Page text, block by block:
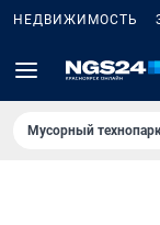
НЕДВИЖИМОСТЬ
Мусорный